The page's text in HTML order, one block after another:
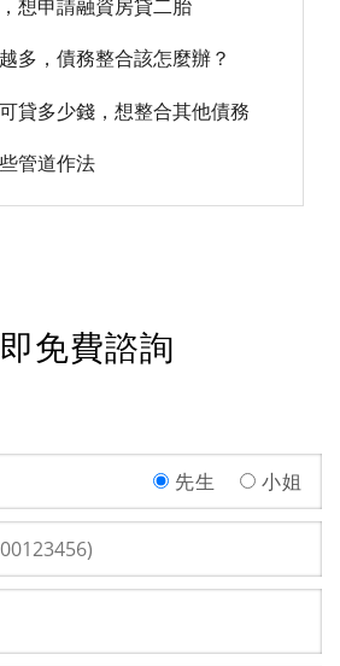
想申請融資房貸二胎
多，債務整合該怎麼辦？
貸多少錢，想整合其他債務
管道作法
免費諮詢
先生 小姐